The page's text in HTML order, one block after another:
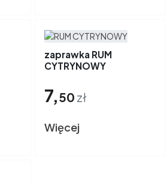
zaprawka RUM
CYTRYNOWY
7,50 zł
Więcej